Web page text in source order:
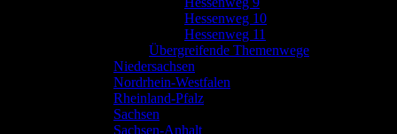
Hessenweg 10
Hessenweg 11
Übergreifende Themenwege
Niedersachsen
Nordrhein-Westfalen
Rheinland-Pfalz
Sachsen
Sachsen-Anhalt